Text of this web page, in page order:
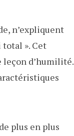
n’expliquent
». Cet
leçon d’humilité.
plus en plus